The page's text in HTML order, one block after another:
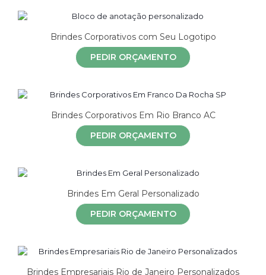
Brindes Corporativos com Seu Logotipo
PEDIR ORÇAMENTO
Brindes Corporativos Em Rio Branco AC
PEDIR ORÇAMENTO
Brindes Em Geral Personalizado
PEDIR ORÇAMENTO
Brindes Empresariais Rio de Janeiro Personalizados